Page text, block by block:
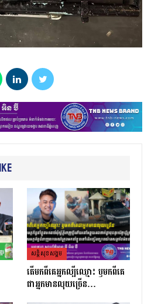
សន្តិសុខសង្គម
តេីមកពីគេអ្នកល្បីឈ្មោះ​ ឫមកពីគេ
ជាអ្នកមានលុយច្រេីន​…